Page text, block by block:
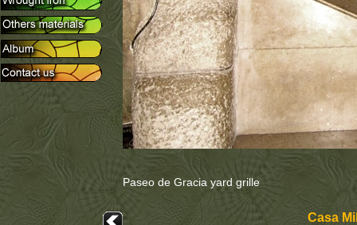
Paseo de Gracia yard grille
Casa